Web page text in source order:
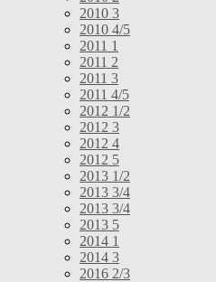
2010 3
2010 4/5
2011 1
2011 2
2011 3
2011 4/5
2012 1/2
2012 3
2012 4
2012 5
2013 1/2
2013 3/4
2013 3/4
2013 5
2014 1
2014 3
2016 2/3